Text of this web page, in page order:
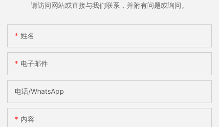
请访问网站或直接与我们联系，并附有问题或询问。
姓名
电子邮件
电话/WhatsApp
内容